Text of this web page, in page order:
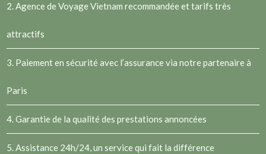
2.Agence de Voyage Vietnam recommandée et tarifs très
attractifs
3. Paiement en sécurité avec l’assurance via notre partenaire à
Paris
4. Garantie de la qualité des prestations annoncées
5. Assistance 24h/24, un service qui fait la différence